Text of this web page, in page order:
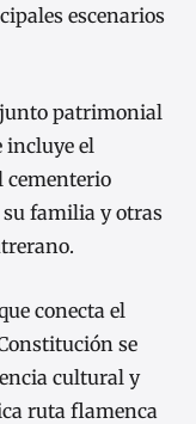
escenarios
patrimonial
incluye el
cementerio
familia y otras
conecta el
se
cultural y
ruta flamenca